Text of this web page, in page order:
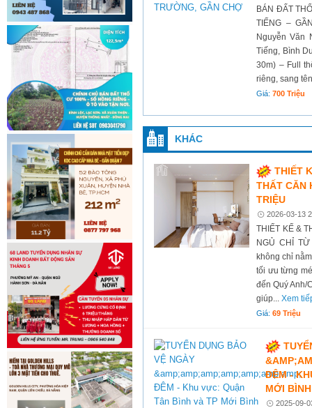
BÁN ĐẤT
TIẾNG –
Nguyễn Văn
Tiếng, Bình
30m) – Full
riêng, sang
Giá:700 Triệu
KHÁC
THIẾT
THẤT CĂN
TRIỆU
2026-03-13
THIẾT KẾ &
NGỦ CHỈ
không chỉ
tối ưu từng
đến Quý Anh/
giúp...Xem
Giá:69 Triệu
ĐÊM -
MỚI
2025-09-